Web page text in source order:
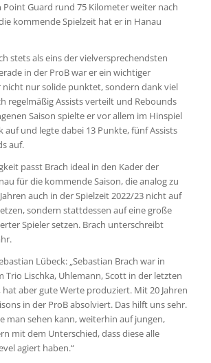
Point Guard rund 75 Kilometer weiter nach
kommende Spielzeit hat er in Hanau
stets als eins der vielversprechendsten
in der ProB war er ein wichtiger
nicht nur solide punktet, sondern dank viel
regelmäßig Assists verteilt und Rebounds
Saison spielte er vor allem im Hinspiel
auf und legte dabei 13 Punkte, fünf Assists
auf.
passt Brach ideal in den Kader der
für die kommende Saison, die analog zu
auch in der Spielzeit 2022/23 nicht auf
sondern stattdessen auf eine große
Spieler setzen. Brach unterschreibt
Lübeck: „Sebastian Brach war in
Trio Lischka, Uhlemann, Scott in der letzten
aber gute Werte produziert. Mit 20 Jahren
in der ProB absolviert. Das hilft uns sehr.
man sehen kann, weiterhin auf jungen,
mit dem Unterschied, dass diese alle
agiert haben.“